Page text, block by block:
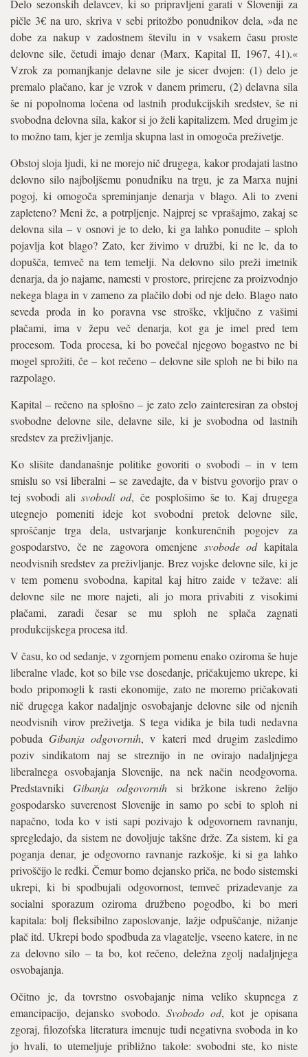
Delo sezonskih delavcev, ki so pripravljeni garati v Sloveniji za
pičle 3€ na uro, skriva v sebi pritožbo ponudnikov dela, »da ne
dobe za nakup v zadostnem številu in v vsakem času proste
delovne sile, četudi imajo denar (Marx, Kapital II, 1967, 41).«
Vzrok za pomanjkanje delavne sile je sicer dvojen: (1) delo je
premalo plačano, kar je vzrok v danem primeru, (2) delavna sila
še ni popolnoma ločena od lastnih produkcijskih sredstev, še ni
svobodna delovna sila, kakor si jo želi kapitalizem. Med drugim je
to možno tam, kjer je zemlja skupna last in omogoča preživetje.
Obstoj sloja ljudi, ki ne morejo nič drugega, kakor prodajati lastno
delovno silo najboljšemu ponudniku na trgu, je za Marxa nujni
pogoj, ki omogoča spreminjanje denarja v blago. Ali to zveni
zapleteno? Meni že, a potrpljenje. Najprej se vprašajmo, zakaj se
delovna sila – v osnovi je to delo, ki ga lahko ponudite – sploh
pojavlja kot blago? Zato, ker živimo v družbi, ki ne le, da to
dopušča, temveč na tem temelji. Na delovno silo preži imetnik
denarja, da jo najame, namesti v prostore, prirejene za proizvodnjo
nekega blaga in v zameno za plačilo dobi od nje delo. Blago nato
seveda proda in ko poravna vse stroške, vključno z vašimi
plačami, ima v žepu več denarja, kot ga je imel pred tem
procesom. Toda procesa, ki bo povečal njegovo bogastvo ne bi
mogel sprožiti, če – kot rečeno – delovne sile sploh ne bi bilo na
razpolago.
Kapital – rečeno na splošno – je zato zelo zainteresiran za obstoj
svobodne delovne sile, delavne sile, ki je svobodna od lastnih
sredstev za preživljanje.
Ko slišite dandanašnje politike govoriti o svobodi – in v tem
smislu so vsi liberalni – se zavedajte, da v bistvu govorijo prav o
tej svobodi alisvobodi od, če posplošimo še to. Kaj drugega
utegnejo pomeniti ideje kot svobodni pretok delovne sile,
sproščanje trga dela, ustvarjanje konkurenčnih pogojev za
gospodarstvo, če ne zagovora omenjene svobode odkapitala
neodvisnih sredstev za preživljanje. Brez vojske delovne sile, ki je
v tem pomenu svobodna, kapital kaj hitro zaide v težave: ali
delovne sile ne more najeti, ali jo mora privabiti z visokimi
plačami, zaradi česar se mu sploh ne splača zagnati
produkcijskega procesa itd.
V času, ko od sedanje, v zgornjem pomenu enako oziroma še huje
liberalne vlade, kot so bile vse dosedanje, pričakujemo ukrepe, ki
bodo pripomogli k rasti ekonomije, zato ne moremo pričakovati
nič drugega kakor nadaljnje osvobajanje delovne sile od njenih
neodvisnih virov preživetja. S tega vidika je bila tudi nedavna
pobudaGibanja odgovornih, v kateri med drugim zasledimo
poziv sindikatom naj se streznijo in ne ovirajo nadaljnjega
liberalnega osvobajanja Slovenije, na nek način neodgovorna.
Predstavniki Gibanja odgovornih si bržkone iskreno želijo
gospodarsko suverenost Slovenije in samo po sebi to sploh ni
napačno, toda ko v isti sapi pozivajo k odgovornem ravnanju,
spregledajo, da sistem ne dovoljuje takšne drže. Za sistem, ki ga
poganja denar, je odgovorno ravnanje razkošje, ki si ga lahko
privoščijo le redki. Čemur bomo dejansko priča, ne bodo sistemski
ukrepi, ki bi spodbujali odgovornost, temveč prizadevanje za
socialni sporazum oziroma družbeno pogodbo, ki bo meri
kapitala: bolj fleksibilno zaposlovanje, lažje odpuščanje, nižanje
plač itd. Ukrepi bodo spodbuda za vlagatelje, vseeno katere, in ne
za delovno silo – ta bo, kot rečeno, deležna zgolj nadaljnjega
osvobajanja.
Očitno je, da tovrstno osvobajanje nima veliko skupnega z
emancipacijo, dejansko svobodo. Svobodo od, kot je opisana
zgoraj, filozofska literatura imenuje tudi negativna svoboda in ko
jo hvali, to utemeljuje približno takole: svobodni ste, ko niste